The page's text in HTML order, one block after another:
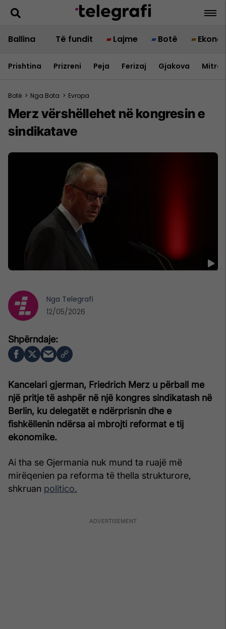
Ballina Të fundit Lajme Botë
Prishtina Prizreni Peja Ferizaj Gjakova
Botë > Nga Bota > Evropa
Merz vërshëllehet në kongresin e
sindikatave
Kancelari gjerman, Friedrich Merz u përball me
një pritje të ashpër në një kongres sindikatash në
Berlin, ku delegatët e ndërprisnin dhe e
fishkëllenin ndërsa ai mbrojti reformat e tij
ekonomike.
Ai tha se Gjermania nuk mund ta ruajë më
mirëqenien pa reforma të thella strukturore,
shkruan politico.
Nga Telegrafi
12/05/2026